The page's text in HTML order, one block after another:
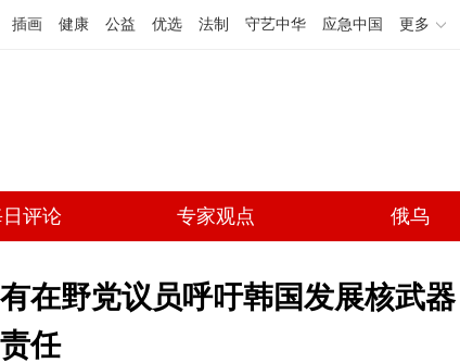
插画 健康 公益 优选 法制 守艺中华 应急中国 更多
评论 专家观点 俄乌
有在野党议员呼吁韩国发展核武
责任